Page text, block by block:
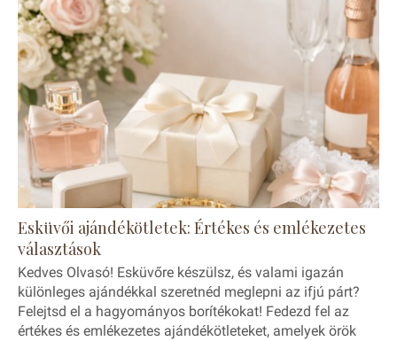
Esküvői ajándékötletek: Értékes és emlékezetes
választások
Kedves Olvasó! Esküvőre készülsz, és valami igazán
különleges ajándékkal szeretnéd meglepni az ifjú párt?
Felejtsd el a hagyományos borítékokat! Fedezd fel az
értékes és emlékezetes ajándékötleteket, amelyek örök